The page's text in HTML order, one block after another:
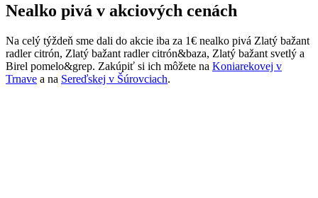
Nealko pivá v akciových cenách
Na celý týždeň sme dali do akcie iba za 1€ nealko pivá Zlatý bažant
radler citrón, Zlatý bažant radler citrón&baza, Zlatý bažant svetlý a
Birel pomelo&grep. Zakúpiť si ich môžete na Koniarekovej v
Trnave a na Sereďskej v Šúrovciach.